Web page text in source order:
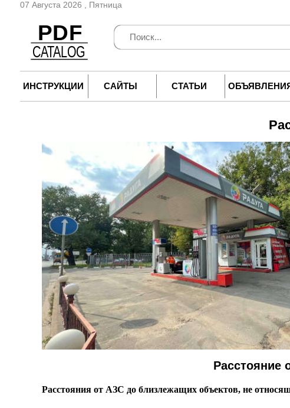
07 Августа 2026 , Пятница
ИНСТРУКЦИИ САЙТЫ СТАТЬИ
Расстояние
Расстояния от АЗС до близлежащих объектов, не